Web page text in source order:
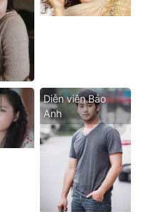
Diễn viên Bảo
Anh